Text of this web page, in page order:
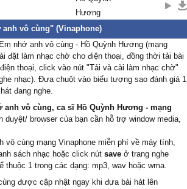
Hương
vô cùng" (Vinaphone)
nhớ anh vô cùng - Hồ Quỳnh Hương (mạng
đặt làm nhạc chờ cho điện thoại, đồng thời tải bài
thoại, click vào nút "Tải và cài làm nhạc chờ"
nhạc). Đưa chuột vào biểu tượng sao đánh giá 1
đang nghe.
vô cùng, ca sĩ Hồ Quỳnh Hương - mạng
duyệt/ browser của bạn cần hỗ trợ window media,
vô cùng mạng Vinaphone miễn phí về máy tính,
sách nhạc hoặc click nút save ở trang nghe
thuộc 1 trong các dạng: mp3, wav hoặc wma.
được cập nhật ngay khi đưa bài hát lên